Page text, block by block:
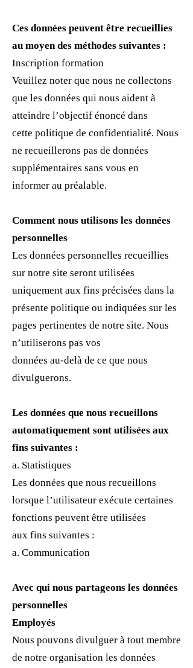
Ces données peuvent être recueillies
au moyen des méthodes suivantes :
Inscription formation
Veuillez noter que nous ne collectons
que les données qui nous aident à
atteindre l’objectif énoncé dans
cette politique de confidentialité. Nous
ne recueillerons pas de données
supplémentaires sans vous en
informer au préalable.
Comment nous utilisons les données
personnelles
Les données personnelles recueillies
sur notre site seront utilisées
uniquement aux fins précisées dans la
présente politique ou indiquées sur les
pages pertinentes de notre site. Nous
n’utiliserons pas vos
données au-delà de ce que nous
divulguerons.
Les données que nous recueillons
automatiquement sont utilisées aux
fins suivantes :
a. Statistiques
Les données que nous recueillons
lorsque l’utilisateur exécute certaines
fonctions peuvent être utilisées
aux fins suivantes :
a. Communication
Avec qui nous partageons les données
personnelles
Employés
Nous pouvons divulguer à tout membre
de notre organisation les données